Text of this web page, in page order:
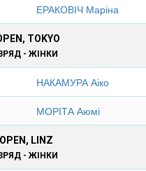
ЕРАКОВІЧ Маріна
TOKYO
- ЖІНКИ
НАКАМУРА Аіко
МОРІТА Аюмі
LINZ
- ЖІНКИ